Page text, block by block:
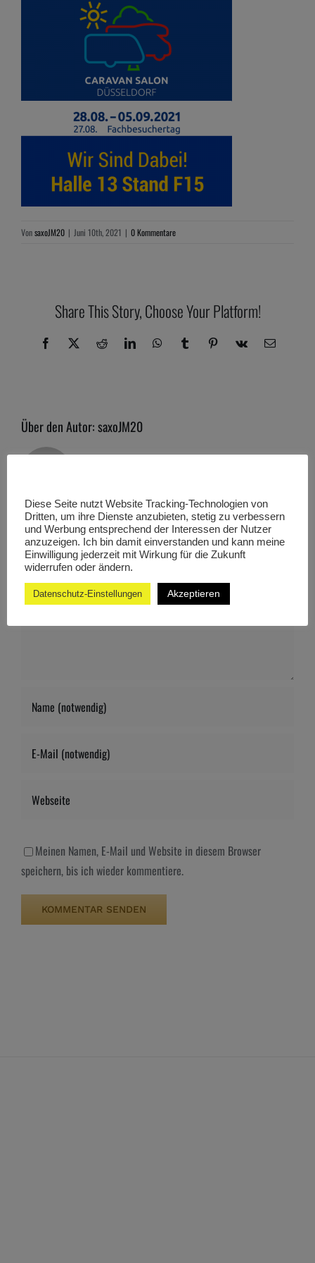
VonsaxoJM20 | Juni 10th, 2021 | 0 Kommentare
Share This Story, Choose Your Platform!
Facebook
X RedditLinkedInWhatsAppTumblrPinterest
Vk
E-
Über den Autor:saxoJM20
Hinterlasse einen Kommentar
Kommentar
Meinen Namen, E-Mail und Website in diesem Browser
speichern, bis ich wieder kommentiere.
Diese Seite nutzt Website Tracking-Technologien von
Dritten, um ihre Dienste anzubieten, stetig zu verbessern
und Werbung entsprechend der Interessen der Nutzer
anzuzeigen. Ich bin damit einverstanden und kann meine
Einwilligung jederzeit mit Wirkung für die Zukunft
widerrufen oder ändern.
Datenschutz-Einstellungen Akzeptieren